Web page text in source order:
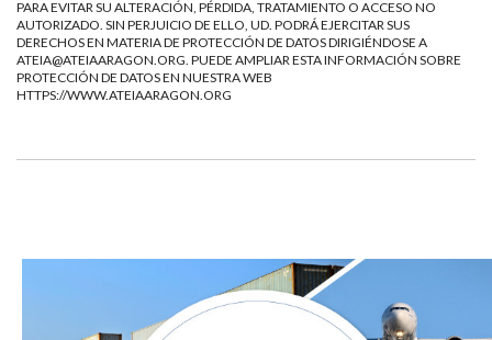
PARA EVITAR SU ALTERACIÓN, PÉRDIDA, TRATAMIENTO O ACCESO NO
AUTORIZADO. SIN PERJUICIO DE ELLO, UD. PODRÁ EJERCITAR SUS
DERECHOS EN MATERIA DE PROTECCIÓN DE DATOS DIRIGIÉNDOSE A
ATEIA@ATEIAARAGON.ORG. PUEDE AMPLIAR ESTA INFORMACIÓN SOBRE
PROTECCIÓN DE DATOS EN NUESTRA WEB
HTTPS://WWW.ATEIAARAGON.ORG